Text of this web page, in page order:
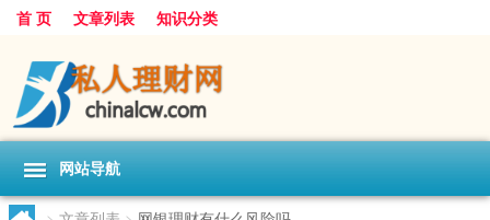
首 页 文章列表 知识分类
网站导航